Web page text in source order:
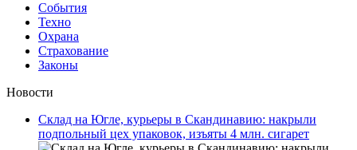
События
Техно
Охрана
Страхование
Законы
Новости
Склад на Югле, курьеры в Скандинавию: накрыли
подпольный цех упаковок, изъяты 4 млн. сигарет